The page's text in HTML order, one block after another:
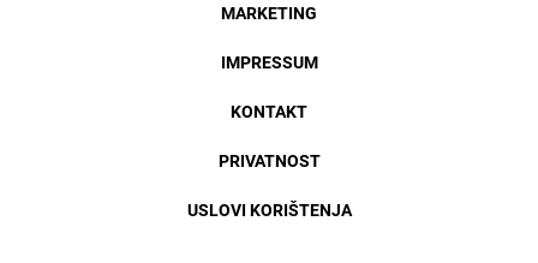
MARKETING
IMPRESSUM
KONTAKT
PRIVATNOST
USLOVI KORIŠTENJA